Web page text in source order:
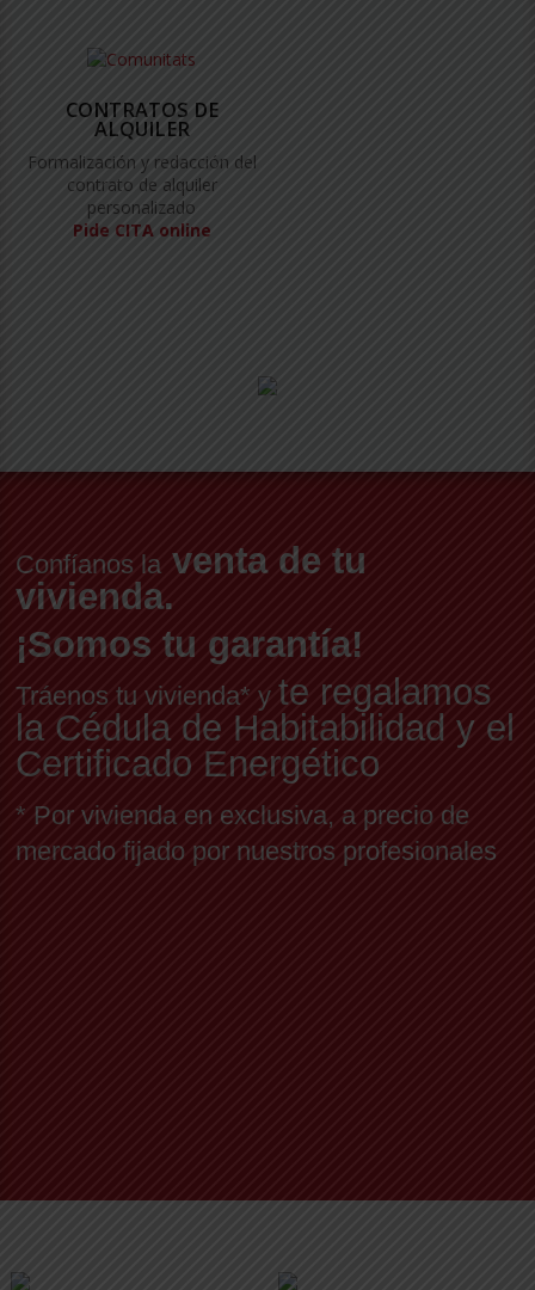
CONTRATOS DE
ALQUILER
Formalización y redacción del
contrato de alquiler
personalizado
Pide CITA online
Confíanos la venta de tu
vivienda.
¡Somos tu garantía!
Tráenos tu vivienda* yte regalamos
la Cédula de Habitabilidad y el
Certificado Energético
* Por vivienda en exclusiva, a precio de
mercado fijado por nuestros profesionales